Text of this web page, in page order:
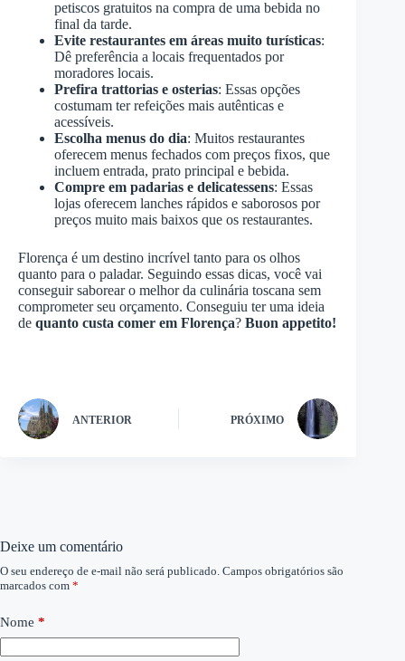
petiscos gratuitos na compra de uma bebida no
final da tarde.
Evite restaurantes em áreas muito turísticas:
Dê preferência a locais frequentados por
moradores locais.
Prefira trattorias e osterias: Essas opções
costumam ter refeições mais autênticas e
acessíveis.
Escolha menus do dia: Muitos restaurantes
oferecem menus fechados com preços fixos, que
incluem entrada, prato principal e bebida.
Compre em padarias e delicatessens: Essas
lojas oferecem lanches rápidos e saborosos por
preços muito mais baixos que os restaurantes.
Florença é um destino incrível tanto para os olhos
quanto para o paladar. Seguindo essas dicas, você vai
conseguir saborear o melhor da culinária toscana sem
comprometer seu orçamento. Conseguiu ter uma ideia
de quanto custa comer em Florença? Buon appetito!
ANTERIOR PRÓXIMO
Deixe um comentário
O seu endereço de e-mail não será publicado. Campos obrigatórios são
marcados com *
Nome *